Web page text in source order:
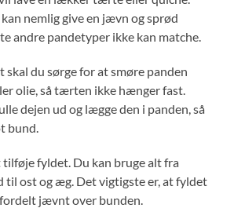
nemlig give en jævn og sprød
andre pandetyper ikke kan matche.
skal du sørge for at smøre panden
olie, så tærten ikke hænger fast.
dejen ud og lægge den i panden, så
bund.
fyldet. Du kan bruge alt fra
til ost og æg. Det vigtigste er, at fyldet
jævnt over bunden.